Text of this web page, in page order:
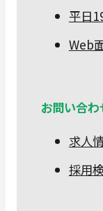
平日
Web
お問い合わ
求人
採用